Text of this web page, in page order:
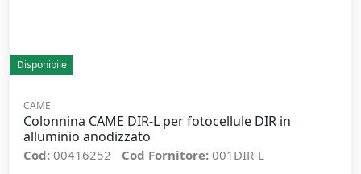
Disponibile
CAME
Colonnina CAME DIR-L per fotocellule DIR in
alluminio anodizzato
Cod: 00416252 Cod Fornitore: 001DIR-L